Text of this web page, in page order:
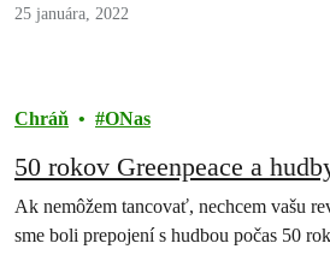
25 januára, 2022
Chráň ONas
50 rokov Greenpeace a
Ak nemôžem tancovať, nechcem vašu
sme boli prepojení s hudbou počas 50